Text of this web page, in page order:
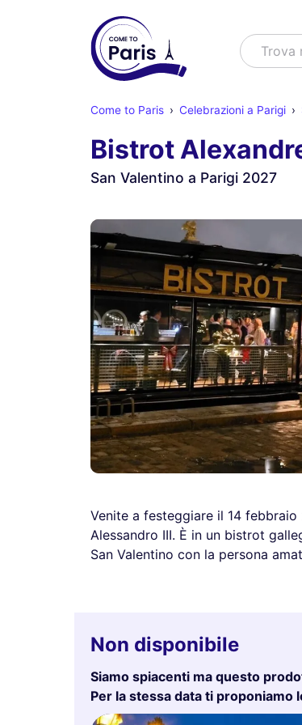
Cercare
Trova
Come to Paris Celebrazioni a Parigi
Bistrot
San Valentino a Parigi 2027
Venite a festeggiare il 14
Alessandro III. È in un bistrot
San Valentino con la persona
Non disponibile
Siamo spiacenti ma questo
Per la stessa data ti proponiamo